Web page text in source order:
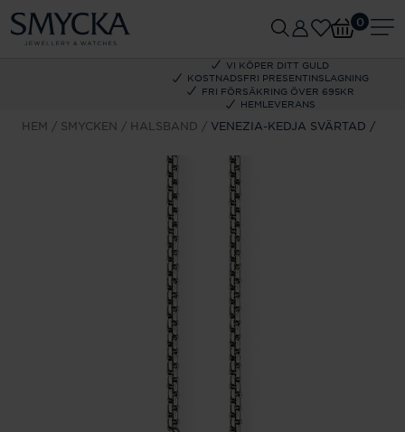
VI KÖPER DITT GULD
KOSTNADSFRI PRESENTINSLAGNING
FRI FÖRSÄKRING ÖVER 695KR
HEMLEVERANS
0
HEM SMYCKEN HALSBAND VENEZIA-KEDJA SVÄRTAD